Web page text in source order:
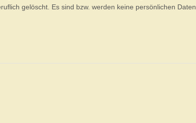
gelöscht. Es sind bzw. werden keine persönlichen Daten